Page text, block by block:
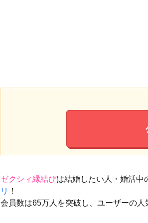
ゼクシィ縁結びは結婚したい人・婚活中
リ
！
会員数は65万人を突破し、ユーザーの人